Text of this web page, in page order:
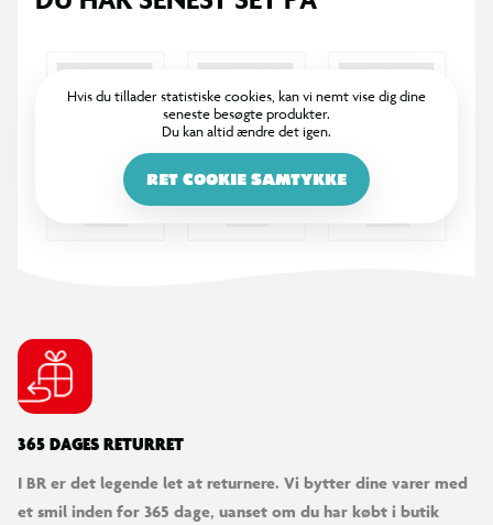
Hvis du tillader statistiske cookies, kan vi nemt vise dig dine
seneste besøgte produkter.
Du kan altid ændre det igen.
RET COOKIE SAMTYKKE
365 DAGES RETURRET
I BR er det legende let at returnere. Vi bytter dine varer med
et smil inden for 365 dage, uanset om du har købt i butik